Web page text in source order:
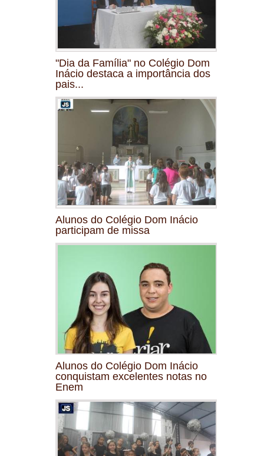
"Dia da Família" no Colégio Dom
Inácio destaca a importância dos
pais...
Alunos do Colégio Dom Inácio
participam de missa
Alunos do Colégio Dom Inácio
conquistam excelentes notas no
Enem